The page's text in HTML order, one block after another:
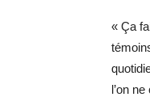
« Ça
l’on